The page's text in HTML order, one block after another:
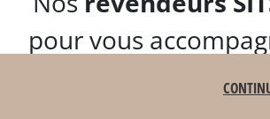
pour vous
la configuration